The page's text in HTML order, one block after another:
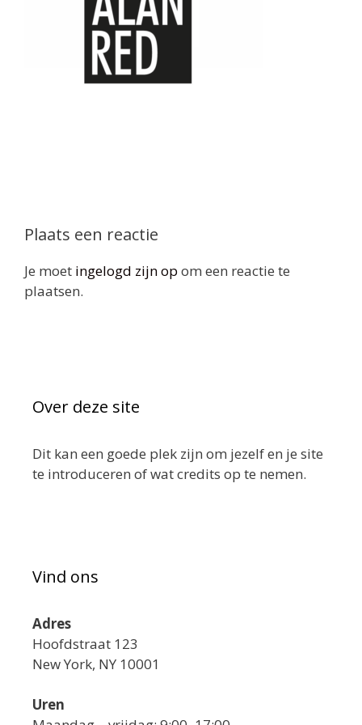
Plaats een reactie
Je moet ingelogd zijn op om een reactie te
plaatsen.
Over deze site
Dit kan een goede plek zijn om jezelf en je site
te introduceren of wat credits op te nemen.
Vind ons
Adres
Hoofdstraat 123
New York, NY 10001
Uren